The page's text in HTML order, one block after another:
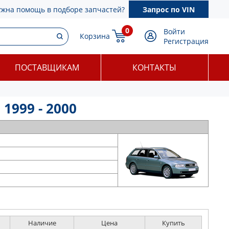
помощь в подборе запчастей? Запрос по VIN
Корзина
0
Войти
Регистрация
ПОСТАВЩИКАМ КОНТАКТЫ
- 2000
Наличие Цена Купить